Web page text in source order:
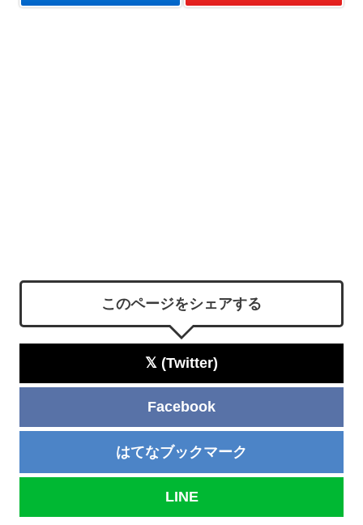
このページをシェアする
𝕏 (Twitter)
Facebook
はてなブックマーク
LINE